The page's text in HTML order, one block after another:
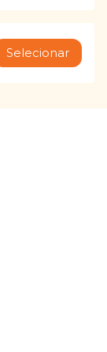
Selecionar